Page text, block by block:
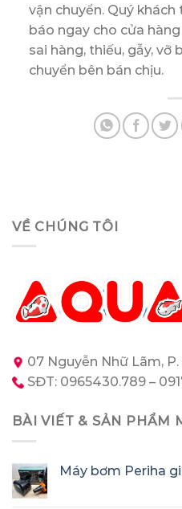
vận chuyển. Quý
báo ngay cho cửa
sai hàng, thiếu, gẫy, vỡ
chuyển bên bán chịu.
VỀ CHÚNG TÔI
07 Nguyễn Nhữ Lãm,
SĐT: 0965430.789 –
BÀI VIẾT & SẢN PHẨM
Máy bơm Periha